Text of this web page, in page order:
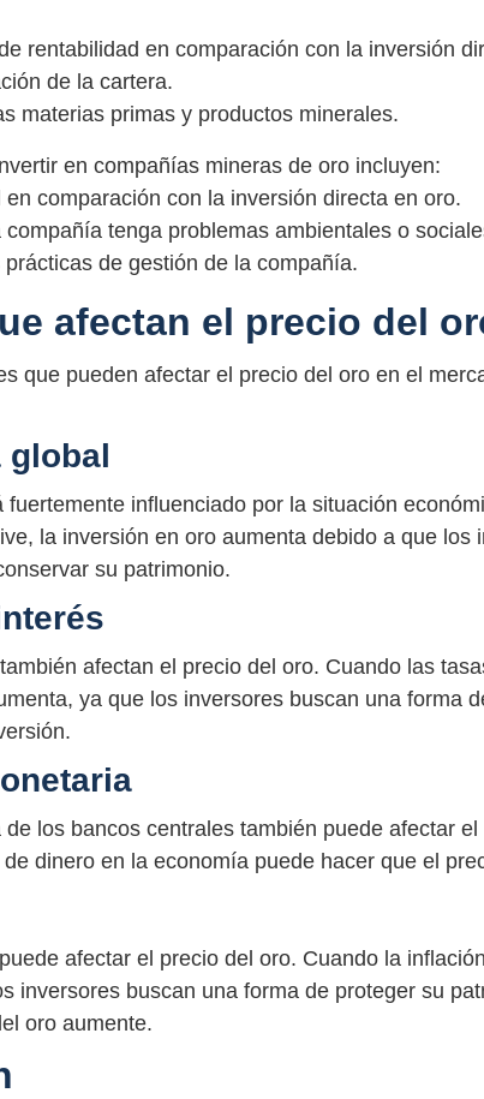
rentabilidad en comparación con la inversión
de la cartera.
materias primas y productos minerales.
en compañías mineras de oro incluyen:
comparación con la inversión directa en oro.
compañía tenga problemas ambientales o
de gestión de la compañía.
afectan el precio del
que pueden afectar el precio del oro en el
global
fuertemente influenciado por la situación
la inversión en oro aumenta debido a que los
su patrimonio.
afectan el precio del oro. Cuando las
ya que los inversores buscan una forma
los bancos centrales también puede afectar el
dinero en la economía puede hacer que el
afectar el precio del oro. Cuando la
inversores buscan una forma de proteger su
oro aumente.